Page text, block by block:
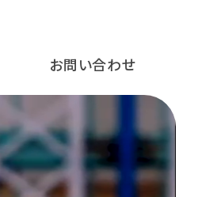
お問い合わせ